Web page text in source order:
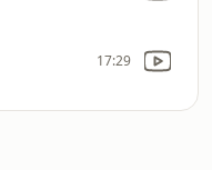
17:29